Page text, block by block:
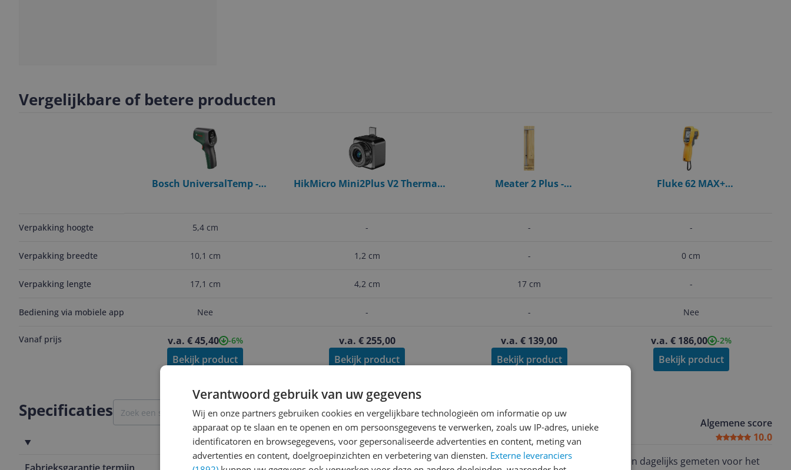
Vergelijkbare of betere producten
Verpakking hoogte
Verpakking breedte
Verpakking lengte
Bediening via mobiele app
Vanaf prijs
Bosch UniversalTemp -
5,4 cm
10,1 cm
17,1 cm
Nee
v.a. € 45,40 -6%
Bekijk product
HikMicro Mini2Plus V2 Thermal
-
1,2 cm
4,2 cm
-
v.a. € 255,00
Bekijk product
Meater 2 Plus -
-
-
17 cm
-
v.a. € 139,00
Bekijk product
Fluke 62 MAX+
-
0 cm
-
Nee
v.a. € 186,00 -2%
Bekijk product
Specificaties
Garantie
Reviews
Richard
06-08-2020
Algemene score
10.0
Gekocht in Kroatië en 3 maanden lang 17 personen dagelijks gemeten voor het
Verantwoord gebruik van uw gegevens
Wij en onze partners gebruiken cookies en vergelijkbare technologieën om informatie op uw
apparaat op te slaan en te openen en om persoonsgegevens te verwerken, zoals uw IP-adres, unieke
identificatoren en browsegegevens, voor gepersonaliseerde advertenties en content, meting van
advertenties en content, doelgroepinzichten en verbetering van diensten. Externe leveranciers